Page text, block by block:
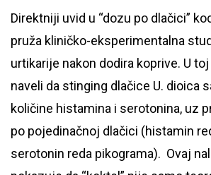
Direktniji uvid u “dozu po dlačici”
pruža kliničko-eksperimentalna
urtikarije nakon dodira koprive. U
naveli da stinging dlačice U. dioica
količine histamina i serotonina, uz
po pojedinačnoj dlačici (histamin
serotonin reda pikograma). Ovaj